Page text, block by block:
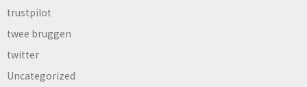
trustpilot
twee bruggen
twitter
Uncategorized